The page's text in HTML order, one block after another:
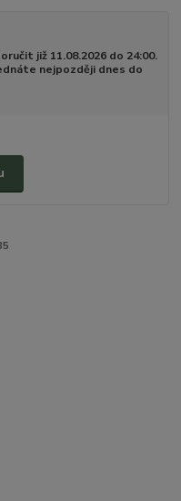
již 11.08.2026 do 24:00.
nejpozději dnes do